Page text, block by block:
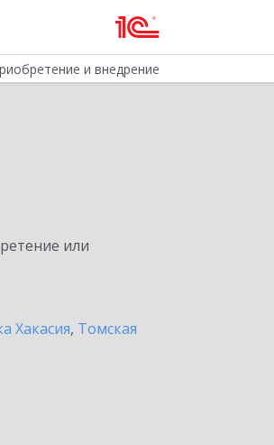
и внедрение
или
Хакасия, Томская